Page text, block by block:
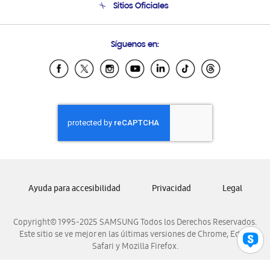
Condiciones de Compra
Soporte vía eMail
Sitios Oficiales
Samsung Ecuador
Samsung El Salvador
Samsung Honduras
Samsung Nicaragua
Samsung Panamá
Samsung Venezuela
Síguenos en:
Copyright© 1995-2025 SAMSUNG Todos los Derechos Reservados.
Este sitio se ve mejor en las últimas versiones de Chrome, Edge,
Safari y Mozilla Firefox.
Ayuda para accesibilidad Privacidad Legal